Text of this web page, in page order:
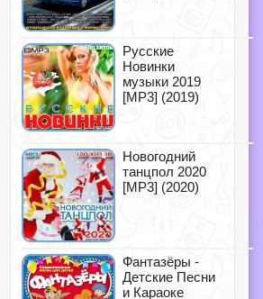
Русские
Новинки
музыки 2019
[MP3] (2019)
Новогодний
танцпол 2020
[MP3] (2020)
Фантазёры -
Детские Песни
и Караоке